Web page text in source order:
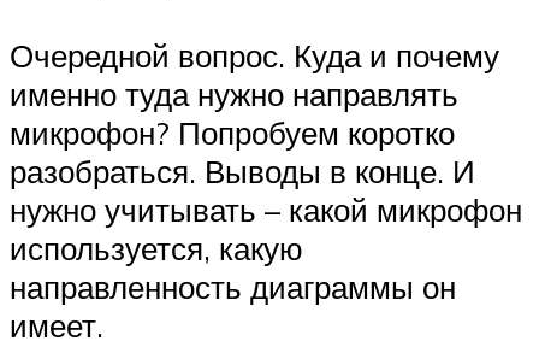
Очередной вопрос. Куда и почему
именно туда нужно направлять
микрофон? Попробуем коротко
разобраться. Выводы в конце. И
нужно учитывать – какой микрофон
используется, какую
направленность диаграммы он
имеет.